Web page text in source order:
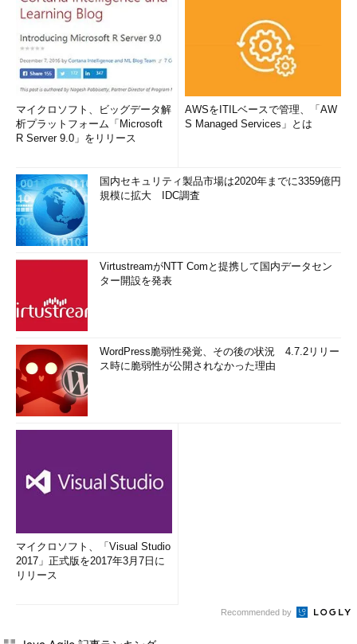
マイクロソフト、ビッグデータ解
析プラットフォーム「Microsoft
R Server 9.0」をリリース
AWSをITILベースで管理、「AW
S Managed Services」とは
国内セキュリティ製品市場は2020年までに3359億円
規模に拡大 IDC調査
VirtustreamがNTT Comと提携して国内データセン
ター開設を発表
WordPress脆弱性発覚、その後の状況 4.7.2リリー
ス時に脆弱性が公開されなかった理由
マイクロソフト、「Visual Studio
2017」正式版を2017年3月7日に
リリース
Recommended by